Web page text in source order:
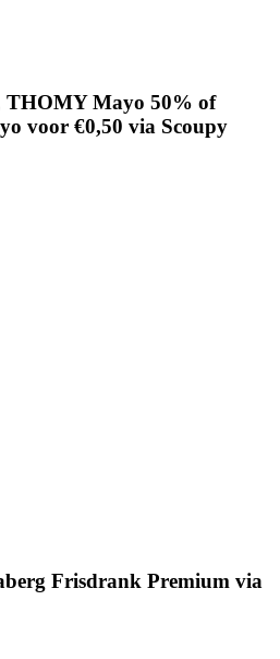
THOMY Mayo 50% of
voor €0,50 via Scoupy
Frisdrank Premium via